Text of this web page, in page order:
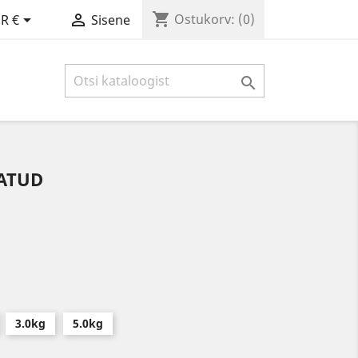
€  Sisene shopping_cart Ostukorv: (0)

3.0kg 5.0kg